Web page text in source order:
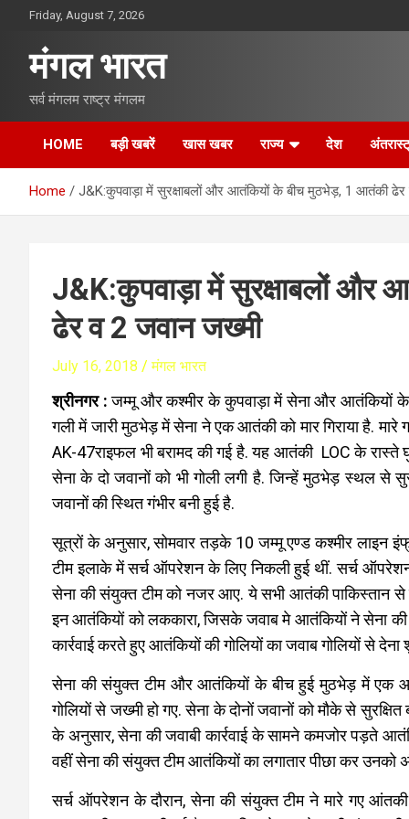
c
n
Friday, August 7, 2026
मंगल भारत
सर्व मंगलम राष्ट्र मंगलम
HOME बड़ी खबरें खास खबर राज्य देश
Home J&K:कुपवाड़ा में सुरक्षाबलों और आतंकियों के बीच मुठभेड़, 1 आतंकी
J&K:कुपवाड़ा में सुरक्षाबलों
ढेर व 2 जवान जख्‍मी
July 16, 2018 मंगल भारत
श्रीनगर :जम्‍मू और कश्‍मीर के कुपवाड़ा में सेना और आतंकियों
गली में जारी मुठभेड़ में सेना ने एक आतंकी को मार गिराया है.
AK-47राइफल भी बरामद की गई है.यह आतंकी LOC के रास्‍ते
सेना के दो जवानों को भी गोली लगी है. जिन्‍हें मुठभेड़ स्‍थल से
जवानों की स्थित गंभीर बनी हुई है.
सूत्रों के अनुसार, सोमवार तड़के 10 जम्‍मू एण्‍ड कश्‍मीर लाइन
टीम इलाके में सर्च ऑपरेशन के लिए निकली हुई थीं. सर्च
सेना की संयुक्‍त टीम को नजर आए. ये सभी आतंकी पाकिस्‍तान
इन आत‍ंकियों को लककारा, जिसके जवाब मे आतंकियों ने सेना
कार्रवाई करते हुए आतंकियों की गोलियों का जवाब गोलियों से
सेना की संयुक्‍त टीम और आतंकियों के बीच हुई मुठभेड़ में एक
गोलियों से जख्‍मी हो गए. सेना के दोनों जवानों को मौके से
के अनुसार, सेना की जवाबी कार्रवाई के सामने कमजोर पड़ते
वहीं सेना की संयुक्‍त टीम आतंकियों का लगातार पीछा कर उनको
सर्च ऑपरेशन के दौरान, सेना की संयुक्‍त टीम ने मारे गए